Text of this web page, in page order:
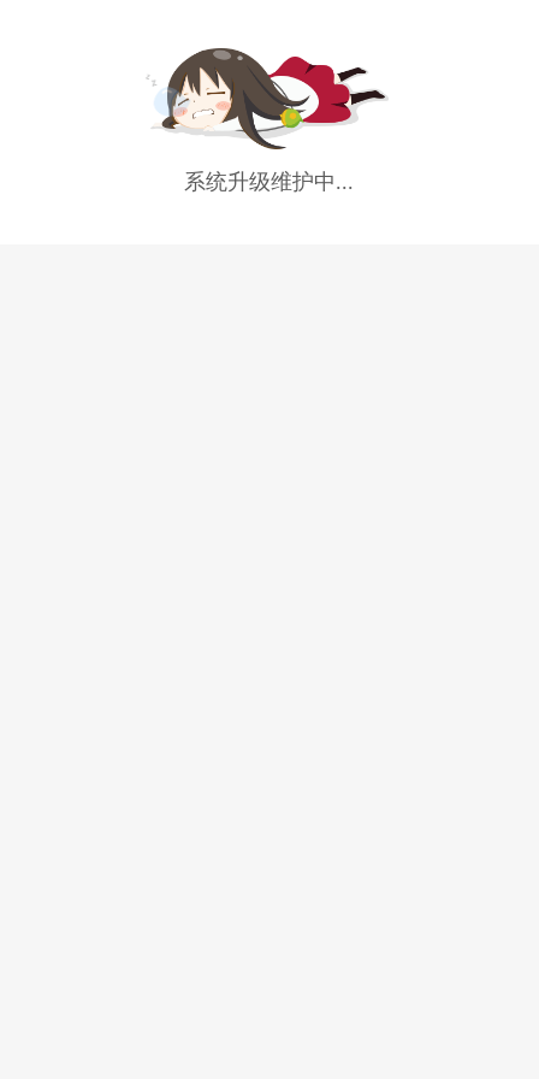
系统升级维护中...